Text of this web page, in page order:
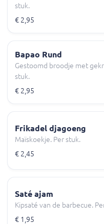
stuk.
€ 2,95
Bapao Rund
Gestoomd broodje met
stuk.
€ 2,95
Frikadel djagoeng
Maïskoekje. Per stuk.
€ 2,45
Saté ajam
Kipsaté van de barbecue.
€ 1,95